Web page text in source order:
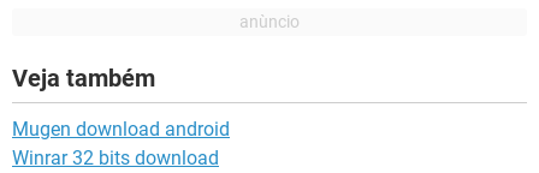
Veja também
Mugen download android
Winrar 32 bits download